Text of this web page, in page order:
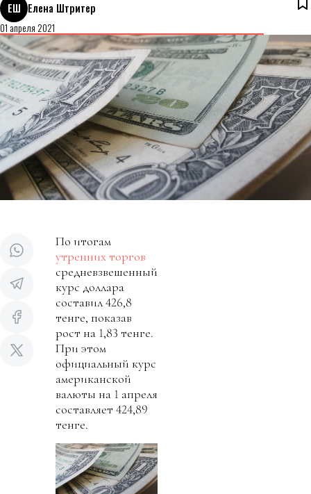
ЕШ Елена Штритер
01 апреля 2021
По итогам
утренних торгов
средневзвешенный
курс доллара
составил 426,8
тенге, показав
рост на 1,83 тенге.
При этом
официальный курс
американской
валюты на 1 апреля
составляет 424,89
тенге.